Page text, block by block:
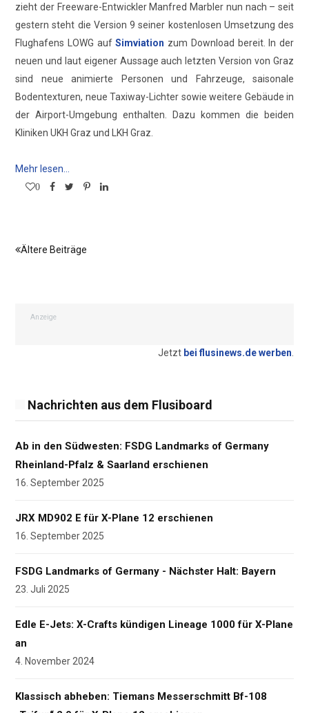
zieht der Freeware-Entwickler Manfred Marbler nun nach – seit
gestern steht die Version 9 seiner kostenlosen Umsetzung des
Flughafens LOWG aufSimviation zum Download bereit. In der
neuen und laut eigener Aussage auch letzten Version von Graz
sind neue animierte Personen und Fahrzeuge, saisonale
Bodentexturen, neue Taxiway-Lichter sowie weitere Gebäude in
der Airport-Umgebung enthalten. Dazu kommen die beiden
Kliniken UKH Graz und LKH Graz.
Mehr lesen...
0
Ältere Beiträge
Anzeige
Jetzt bei flusinews.de werben
Nachrichten aus dem Flusiboard
Ab in den Südwesten: FSDG Landmarks of Germany
Rheinland-Pfalz & Saarland erschienen
16. September 2025
JRX MD902 E für X-Plane 12 erschienen
16. September 2025
FSDG Landmarks of Germany - Nächster Halt: Bayern
23. Juli 2025
Edle E-Jets: X-Crafts kündigen Lineage 1000 für X-Plane
an
4. November 2024
Klassisch abheben: Tiemans Messerschmitt Bf-108